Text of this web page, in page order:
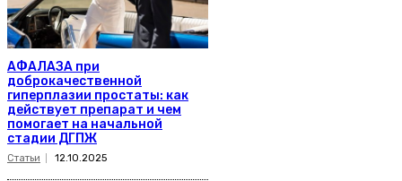
АФАЛАЗА при
доброкачественной
гиперплазии простаты: как
действует препарат и чем
помогает на начальной
стадии ДГПЖ
Статьи 12.10.2025